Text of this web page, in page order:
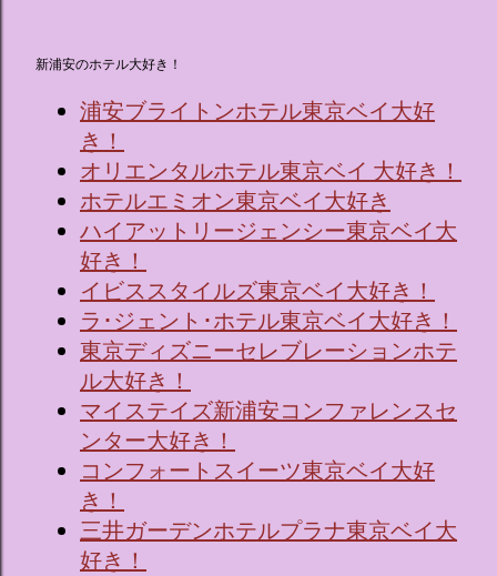
新浦安のホテル大好き！
浦安ブライトンホテル東京ベイ大好
き！
オリエンタルホテル東京ベイ 大好き！
ホテルエミオン東京ベイ大好き
ハイアットリージェンシー東京ベイ大
好き！
イビススタイルズ東京ベイ大好き！
ラ･ジェント･ホテル東京ベイ大好き！
東京ディズニーセレブレーションホテ
ル大好き！
マイステイズ新浦安コンファレンスセ
ンター大好き！
コンフォートスイーツ東京ベイ大好
き！
三井ガーデンホテルプラナ東京ベイ大
好き！